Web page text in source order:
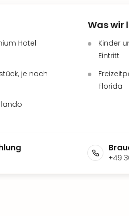
Hotel
je nach
Was wir
Kinder
Eintritt
Florida
+49